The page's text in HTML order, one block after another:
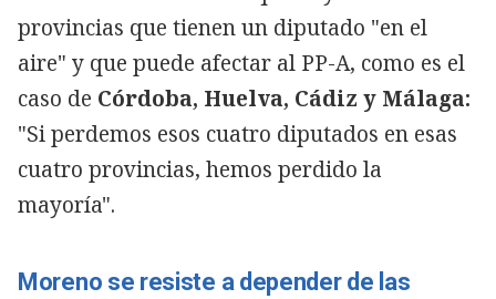
provincias que tienen un diputado "en el
aire" y que puede afectar al PP-A, como es el
caso de Córdoba, Huelva, Cádiz y Málaga:
"Si perdemos esos cuatro diputados en esas
cuatro provincias, hemos perdido la
mayoría".
Moreno se resiste a depender de las